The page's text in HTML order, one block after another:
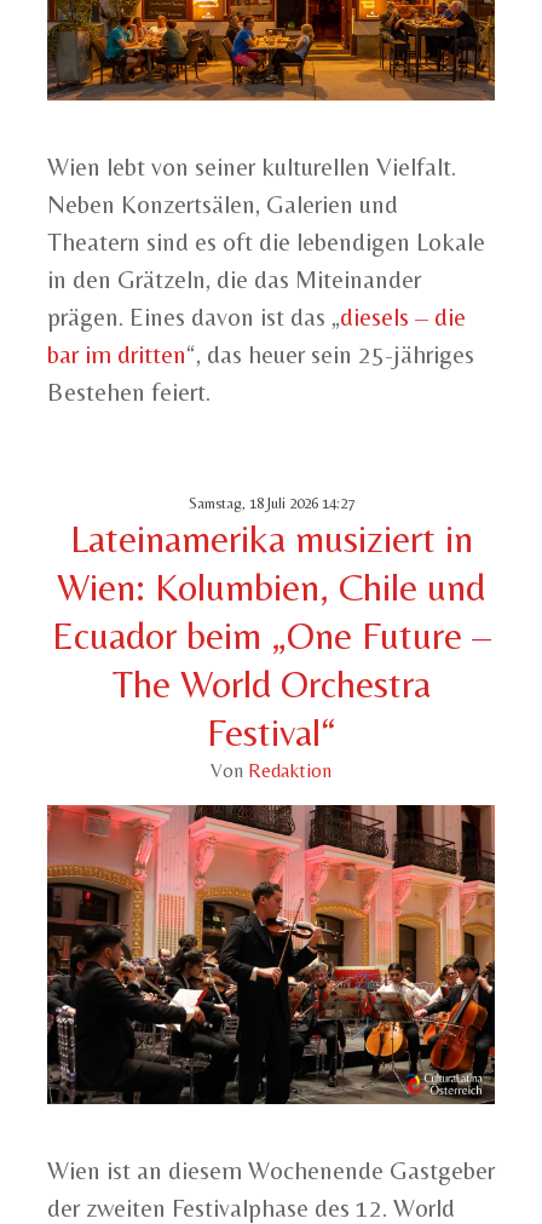
Wien lebt von seiner kulturellen Vielfalt.
Neben Konzertsälen, Galerien und
Theatern sind es oft die lebendigen Lokale
in den Grätzeln, die das Miteinander
prägen. Eines davon ist das „diesels – die
bar im dritten“, das heuer sein 25-jähriges
Bestehen feiert.
Samstag, 18 Juli 2026 14:27
Lateinamerika musiziert in
Wien: Kolumbien, Chile und
Ecuador beim „One Future –
The World Orchestra
Festival“
Von Redaktion
Wien ist an diesem Wochenende Gastgeber
der zweiten Festivalphase des 12. World